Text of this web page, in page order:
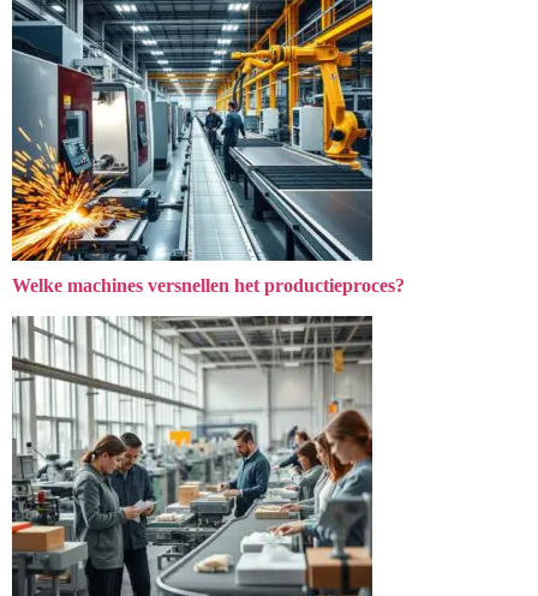
Welke machines versnellen het productieproces?